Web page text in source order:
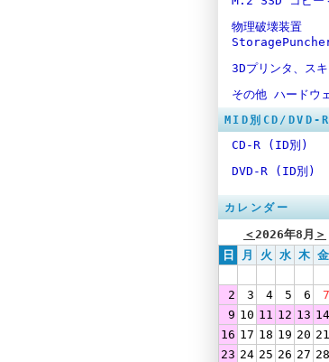
物理破壊装置
3Dプリンタ、ス
その他 ハードウ
MID別CD/DVD-R
CD-R (ID別)
DVD-R (ID別)
カレンダー
＜2026年8月 ＞
日
月 火 水 木 金
2
3 4 5 6 7
9 10 11 12 13 14
16 17 18 19 20 21
23 24 25 26 27 28